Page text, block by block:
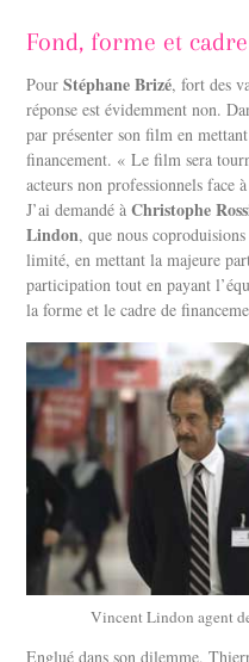
Fond, forme et cadre
PourStéphane Brizé, fort des
réponse est évidemment non.
par présenter son film en
financement. « Le film sera
acteurs non professionnels face
J’ai demandé àChristophe
Lindon, que nous
limité, en mettant la majeure
participation tout en payant
la forme et le cadre de
Vincent Lindon agent
Englué dans son dilemme,